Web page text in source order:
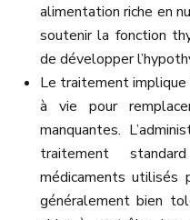
alimentation riche en
soutenir la fonction
de développer
Le traitement implique
à vie pour
manquantes.
traitement
médicaments utilisés
généralement bien